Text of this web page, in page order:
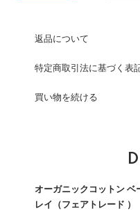
返品について
特定商取引法に基づく表
買い物を続ける
オーガニックコットン ベ
レイ（フェアトレード ）